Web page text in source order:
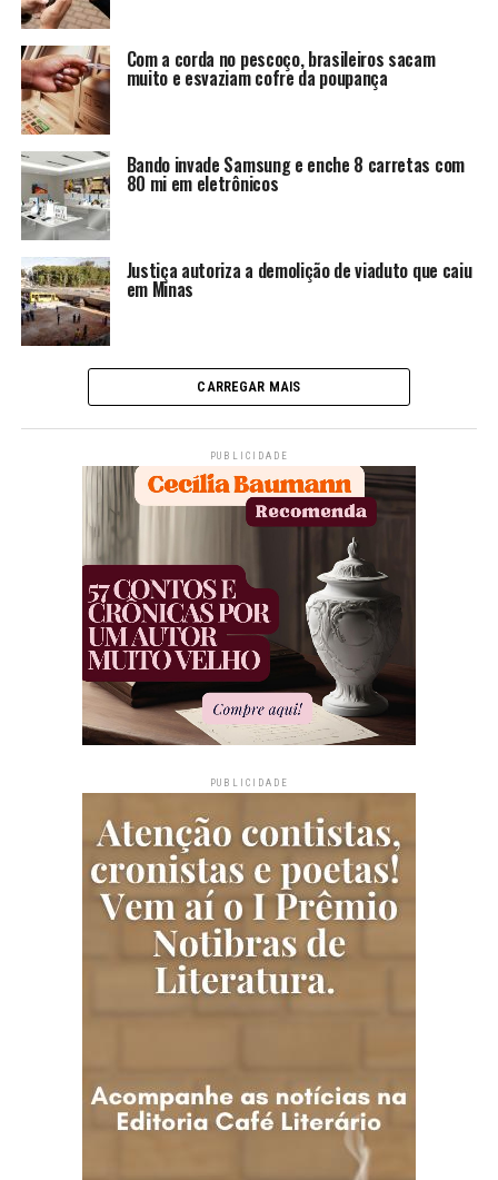
Com a corda no pescoço, brasileiros sacam
muito e esvaziam cofre da poupança
Bando invade Samsung e enche 8 carretas com
80 mi em eletrônicos
Justiça autoriza a demolição de viaduto que caiu
em Minas
CARREGAR MAIS
PUBLICIDADE
PUBLICIDADE